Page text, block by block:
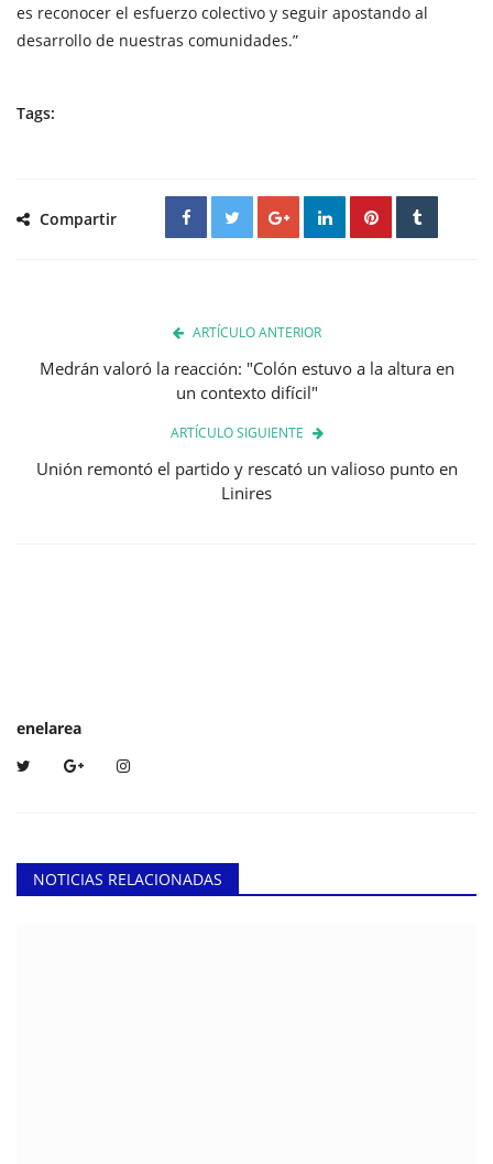
es reconocer el esfuerzo colectivo y seguir apostando al
desarrollo de nuestras comunidades.”
Tags:
Compartir
ARTÍCULO ANTERIOR
Medrán valoró la reacción: "Colón estuvo a la altura en
un contexto difícil"
ARTÍCULO SIGUIENTE
Unión remontó el partido y rescató un valioso punto en
Linires
enelarea
NOTICIAS RELACIONADAS